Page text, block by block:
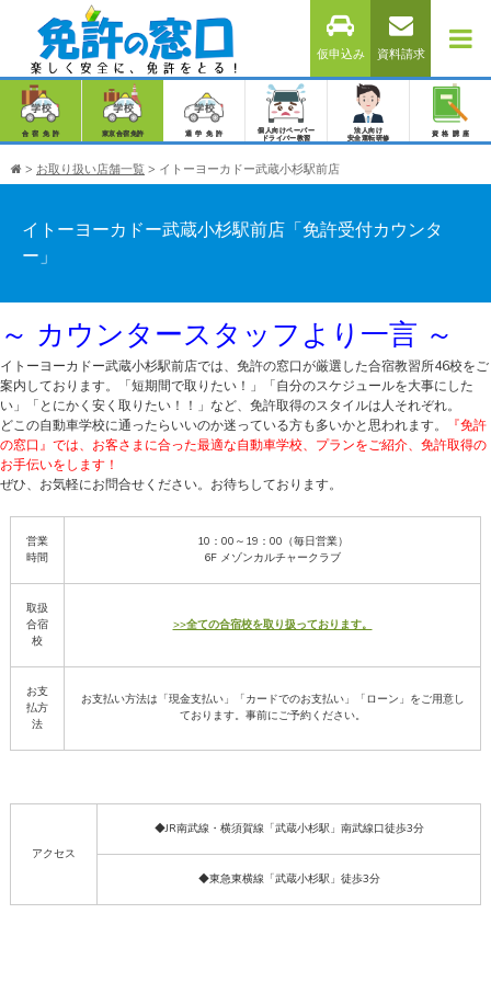
仮申込み 資料請求
合宿免許 東京合宿免許 通学免許
個人向けペーパー
ドライバー教習
法人向け
安全運転研修
資格講座
> お取り扱い店舗一覧 > イトーヨーカドー武蔵小杉駅前店
イトーヨーカドー武蔵小杉駅前店「免許受付カウンタ
ー」
～ カウンタースタッフより一言 ～
イトーヨーカドー武蔵小杉駅前店では、免許の窓口が厳選した合宿教習所46校をご
案内しております。「短期間で取りたい！」「自分のスケジュールを大事にした
い」「とにかく安く取りたい！！」など、免許取得のスタイルは人それぞれ。
どこの自動車学校に通ったらいいのか迷っている方も多いかと思われます。
『免許
の窓口』では、お客さまに合った最適な自動車学校、プランをご紹介、免許取得の
お手伝いをします！
ぜひ、お気軽にお問合せください。お待ちしております。
営業
時間
10：00～19：00（毎日営業）
6F メゾンカルチャークラブ
取扱
合宿
校
>>全ての合宿校を取り扱っております。
お支
払方
法
お支払い方法は「現金支払い」「カードでのお支払い」「ローン」をご用意し
ております。事前にご予約ください。
アクセス
◆JR南武線・横須賀線「武蔵小杉駅」南武線口徒歩3分
◆東急東横線「武蔵小杉駅」徒歩3分